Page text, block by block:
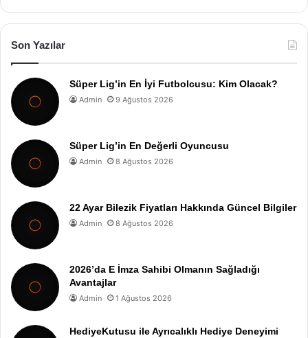
Son Yazılar
Süper Lig’in En İyi Futbolcusu: Kim Olacak?
Admin 9 Ağustos 2026
Süper Lig’in En Değerli Oyuncusu
Admin 8 Ağustos 2026
22 Ayar Bilezik Fiyatları Hakkında Güncel Bilgiler
Admin 8 Ağustos 2026
2026’da E İmza Sahibi Olmanın Sağladığı
Avantajlar
Admin 1 Ağustos 2026
HediyeKutusu ile Ayrıcalıklı Hediye Deneyimi